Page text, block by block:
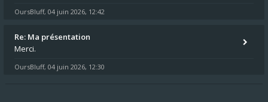
OursBluff, 04 juin 2026, 12:42
Re: Ma présentation
Merci.
OursBluff, 04 juin 2026, 12:30